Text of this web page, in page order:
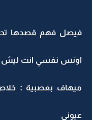
فيصل فهم قصدها
اونس نفسي انت ليش
ميهاف بعصبية :
عيوني